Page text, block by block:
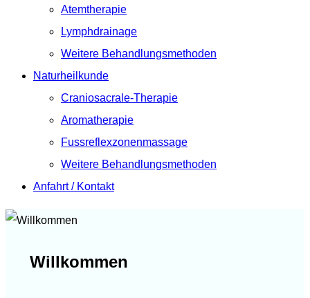
Atemtherapie
Lymphdrainage
Weitere Behandlungsmethoden
Naturheilkunde
Craniosacrale-Therapie
Aromatherapie
Fussreflexzonenmassage
Weitere Behandlungsmethoden
Anfahrt / Kontakt
Willkommen